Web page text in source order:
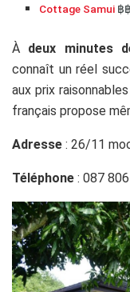
Cottage Samui ฿฿
À deux minutes
connaît un réel
aux prix
français propose
Adresse : 26/11
Téléphone : 087